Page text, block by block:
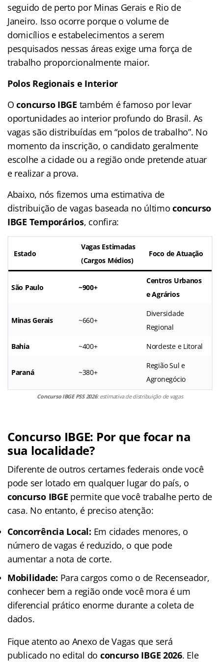
seguido de perto por Minas Gerais e Rio de
Janeiro. Isso ocorre porque o volume de
domicílios e estabelecimentos a serem
pesquisados nessas áreas exige uma força de
trabalho proporcionalmente maior.
Polos Regionais e Interior
Oconcurso IBGE também é famoso por levar
oportunidades ao interior profundo do Brasil. As
vagas são distribuídas em “polos de trabalho”. No
momento da inscrição, o candidato geralmente
escolhe a cidade ou a região onde pretende atuar
e realizar a prova.
Abaixo, nós fizemos uma estimativa de
distribuição de vagas baseada no últimoconcurso
IBGE Temporários, confira:
Estado
Vagas Estimadas
(Cargos Médios)
Foco de Atuação
São Paulo ~900+
Centros Urbanos
e Agrários
Minas Gerais ~660+
Diversidade
Regional
Bahia ~400+ Nordeste e Litoral
Paraná ~380+
Região Sul e
Agronegócio
Concurso IBGE PSS 2026: estimativa de distribuição de vagas
Concurso IBGE: Por que focar na
sua localidade?
Diferente de outros certames federais onde você
pode ser lotado em qualquer lugar do país, o
concurso IBGE permite que você trabalhe perto de
casa. No entanto, é preciso atenção:
Concorrência Local: Em cidades menores, o
número de vagas é reduzido, o que pode
aumentar a nota de corte.
Mobilidade: Para cargos como o de Recenseador,
conhecer bem a região onde você mora é um
diferencial prático enorme durante a coleta de
dados.
Fique atento ao Anexo de Vagas que será
publicado no edital do concurso IBGE 2026. Ele